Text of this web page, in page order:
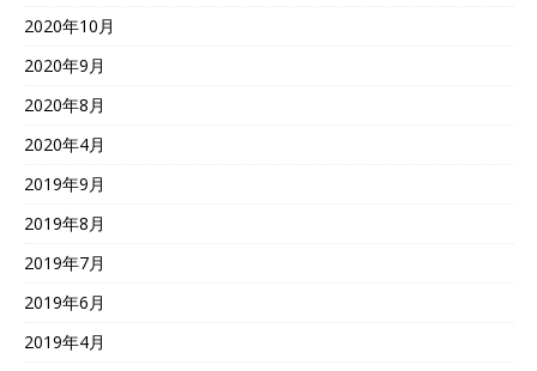
2020年10月
2020年9月
2020年8月
2020年4月
2019年9月
2019年8月
2019年7月
2019年6月
2019年4月